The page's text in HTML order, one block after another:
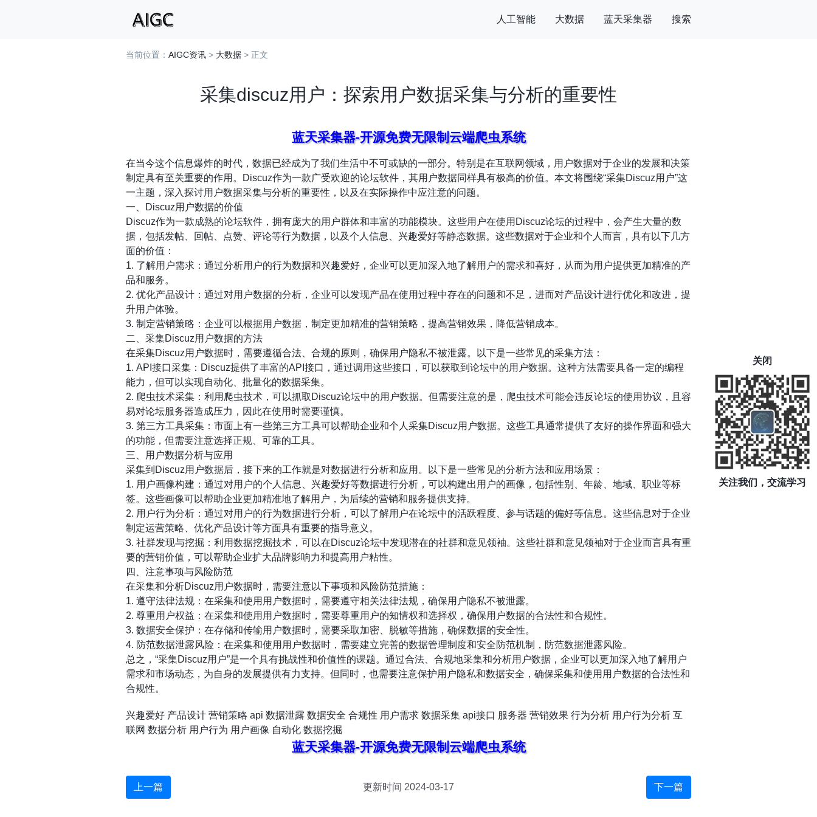
人工智能 大数据 蓝天采集器 搜索
当前位置： AIGC资讯 > 大数据 > 正文
采集discuz用户：探索用户数据采集与分析的重要性
蓝天采集器-开源免费无限制云端爬虫系统
在当今这个信息爆炸的时代，数据已经成为了我们生活中不可或缺的一部分。特别是在互联网领域，用户数据对于企业的发展和决策
制定具有至关重要的作用。Discuz作为一款广受欢迎的论坛软件，其用户数据同样具有极高的价值。本文将围绕“采集Discuz用户”这
一主题，深入探讨用户数据采集与分析的重要性，以及在实际操作中应注意的问题。
一、Discuz用户数据的价值
Discuz作为一款成熟的论坛软件，拥有庞大的用户群体和丰富的功能模块。这些用户在使用Discuz论坛的过程中，会产生大量的数
据，包括发帖、回帖、点赞、评论等行为数据，以及个人信息、兴趣爱好等静态数据。这些数据对于企业和个人而言，具有以下几方
面的价值：
1. 了解用户需求：通过分析用户的行为数据和兴趣爱好，企业可以更加深入地了解用户的需求和喜好，从而为用户提供更加精准的产
品和服务。
2. 优化产品设计：通过对用户数据的分析，企业可以发现产品在使用过程中存在的问题和不足，进而对产品设计进行优化和改进，提
升用户体验。
3. 制定营销策略：企业可以根据用户数据，制定更加精准的营销策略，提高营销效果，降低营销成本。
二、采集Discuz用户数据的方法
在采集Discuz用户数据时，需要遵循合法、合规的原则，确保用户隐私不被泄露。以下是一些常见的采集方法：
1. API接口采集：Discuz提供了丰富的API接口，通过调用这些接口，可以获取到论坛中的用户数据。这种方法需要具备一定的编程
能力，但可以实现自动化、批量化的数据采集。
2. 爬虫技术采集：利用爬虫技术，可以抓取Discuz论坛中的用户数据。但需要注意的是，爬虫技术可能会违反论坛的使用协议，且容
易对论坛服务器造成压力，因此在使用时需要谨慎。
3. 第三方工具采集：市面上有一些第三方工具可以帮助企业和个人采集Discuz用户数据。这些工具通常提供了友好的操作界面和强大
的功能，但需要注意选择正规、可靠的工具。
三、用户数据分析与应用
采集到Discuz用户数据后，接下来的工作就是对数据进行分析和应用。以下是一些常见的分析方法和应用场景：
1. 用户画像构建：通过对用户的个人信息、兴趣爱好等数据进行分析，可以构建出用户的画像，包括性别、年龄、地域、职业等标
签。这些画像可以帮助企业更加精准地了解用户，为后续的营销和服务提供支持。
2. 用户行为分析：通过对用户的行为数据进行分析，可以了解用户在论坛中的活跃程度、参与话题的偏好等信息。这些信息对于企业
制定运营策略、优化产品设计等方面具有重要的指导意义。
3. 社群发现与挖掘：利用数据挖掘技术，可以在Discuz论坛中发现潜在的社群和意见领袖。这些社群和意见领袖对于企业而言具有重
要的营销价值，可以帮助企业扩大品牌影响力和提高用户粘性。
四、注意事项与风险防范
在采集和分析Discuz用户数据时，需要注意以下事项和风险防范措施：
1. 遵守法律法规：在采集和使用用户数据时，需要遵守相关法律法规，确保用户隐私不被泄露。
2. 尊重用户权益：在采集和使用用户数据时，需要尊重用户的知情权和选择权，确保用户数据的合法性和合规性。
3. 数据安全保护：在存储和传输用户数据时，需要采取加密、脱敏等措施，确保数据的安全性。
4. 防范数据泄露风险：在采集和使用用户数据时，需要建立完善的数据管理制度和安全防范机制，防范数据泄露风险。
总之，“采集Discuz用户”是一个具有挑战性和价值性的课题。通过合法、合规地采集和分析用户数据，企业可以更加深入地了解用户
需求和市场动态，为自身的发展提供有力支持。但同时，也需要注意保护用户隐私和数据安全，确保采集和使用用户数据的合法性和
合规性。
兴趣爱好 产品设计 营销策略 api 数据泄露 数据安全 合规性 用户需求 数据采集 api接口 服务器 营销效果 行为分析 用户行为分析 互
联网 数据分析 用户行为 用户画像 自动化 数据挖掘
蓝天采集器-开源免费无限制云端爬虫系统
上一篇 更新时间 2024-03-17 下一篇
关闭
关注我们，交流学习